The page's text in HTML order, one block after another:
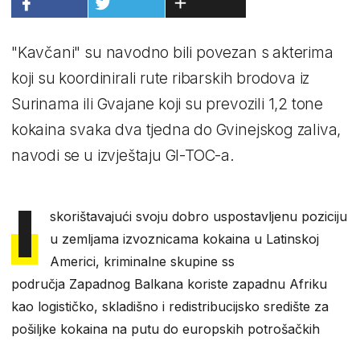
"Kavčani" su navodno bili povezan s akterima
koji su koordinirali rute ribarskih brodova iz
Surinama ili Gvajane koji su prevozili 1,2 tone
kokaina svaka dva tjedna do Gvinejskog zaliva,
navodi se u izvještaju GI-TOC-a.
I
skorištavajući svoju dobro uspostavljenu poziciju
u zemljama izvoznicama kokaina u Latinskoj
Americi, kriminalne skupine ss
područja Zapadnog Balkana koriste zapadnu Afriku
kao logističko, skladišno i redistribucijsko središte za
pošiljke kokaina na putu do europskih potrošačkih